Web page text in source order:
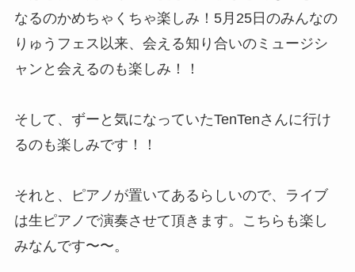
なるのかめちゃくちゃ楽しみ！5月25日のみんなの
りゅうフェス以来、会える知り合いのミュージシ
ャンと会えるのも楽しみ！！
そして、ずーと気になっていたTenTenさんに行け
るのも楽しみです！！
それと、ピアノが置いてあるらしいので、ライブ
は生ピアノで演奏させて頂きます。こちらも楽し
みなんです〜〜。